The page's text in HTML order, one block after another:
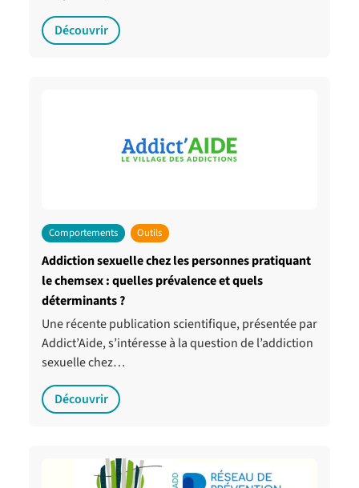
Découvrir
Comportements Outils
Addiction sexuelle chez les personnes pratiquant
le chemsex : quelles prévalence et quels
déterminants ?
Une récente publication scientifique, présentée par
Addict’Aide, s’intéresse à la question de l’addiction
sexuelle chez…
Découvrir